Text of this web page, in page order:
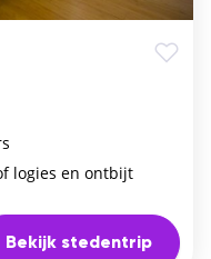
logies en ontbijt
Bekijk stedentrip